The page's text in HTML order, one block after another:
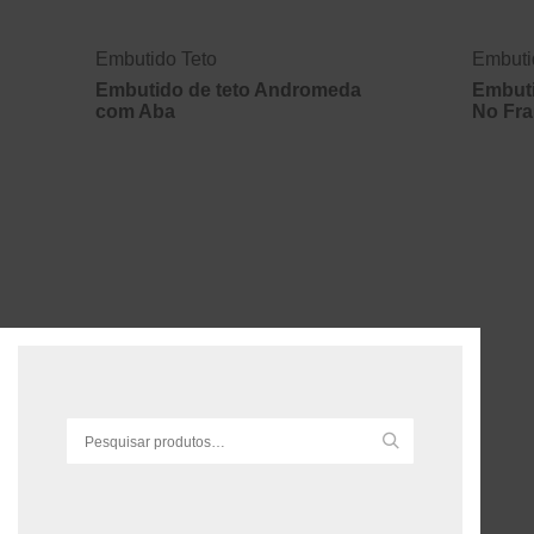
Embutido Teto
Embutido de teto Andromeda
com Aba
No